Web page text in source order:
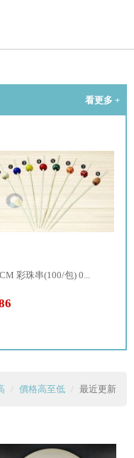
看更多 +
彩珠串(100/包) 0...
價格高至低 最近更新